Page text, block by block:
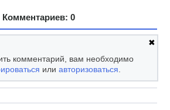
Комментариев: 0
✖
комментарий, вам необходимо
илиавторизоваться